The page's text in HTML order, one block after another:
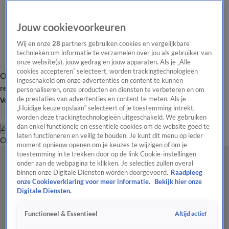
Overzicht Laatste nieuws Regionieuws Het beste van Hart
Tip de
redactie
Volg Hart van Nederland
Zoeken
OverzichtRegioUitzendingenWeerTip de redactiePanelVideo's
Jouw cookievoorkeuren
Wij en onze28 partners gebruiken cookies en vergelijkbare
technieken om informatie te verzamelen over jou als gebruiker van
onze website(s), jouw gedrag en jouw apparaten. Als je „Alle
cookies accepteren” selecteert, worden trackingtechnologieën
ingeschakeld om onze advertenties en content te kunnen
personaliseren, onze producten en diensten te verbeteren en om
de prestaties van advertenties en content te meten. Als je
„Huidige keuze opslaan” selecteert of je toestemming intrekt,
worden deze trackingtechnologieën uitgeschakeld. We gebruiken
dan enkel functionele en essentiële cookies om de website goed te
laten functioneren en veilig te houden. Je kunt dit menu op ieder
moment opnieuw openen om je keuzes te wijzigen of om je
toestemming in te trekken door op de link Cookie-instellingen
onder aan de webpagina te klikken. Je selecties zullen overal
binnen onze Digitale Diensten worden doorgevoerd. Raadpleeg
onze Cookieverklaring voor meer informatie.
Bekijk hier onze
Digitale Diensten.
Functioneel & Essentieel Altijd actief